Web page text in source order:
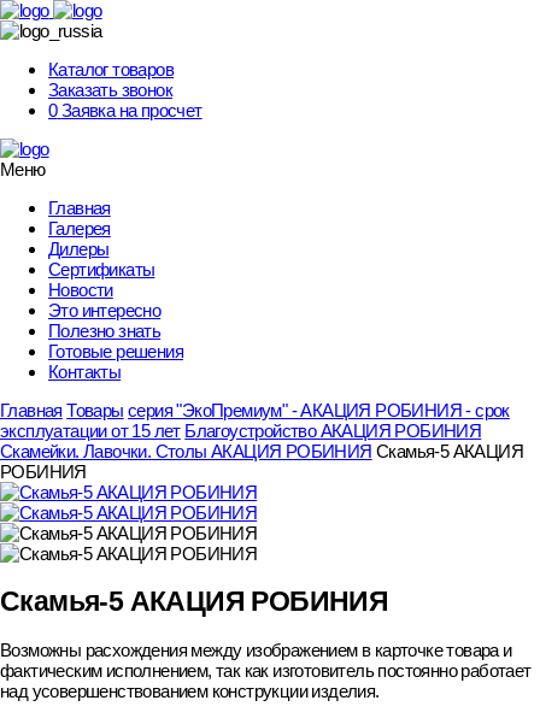
Skip
to
Каталог товаров
Заказать звонок
0 Заявка на просчет
Меню
Главная
Галерея
Дилеры
Сертификаты
Новости
Это интересно
Полезно знать
Готовые решения
Контакты
Главная Товары серия "ЭкоПремиум" - АКАЦИЯ РОБИНИЯ - срок
эксплуатации от 15 лет Благоустройство АКАЦИЯ РОБИНИЯ
Скамейки. Лавочки. Столы АКАЦИЯ РОБИНИЯ Скамья-5 АКАЦИЯ
РОБИНИЯ
Скамья-5 АКАЦИЯ РОБИНИЯ
Возможны расхождения между изображением в карточке товара и
фактическим исполнением, так как изготовитель постоянно работает
над усовершенствованием конструкции изделия.